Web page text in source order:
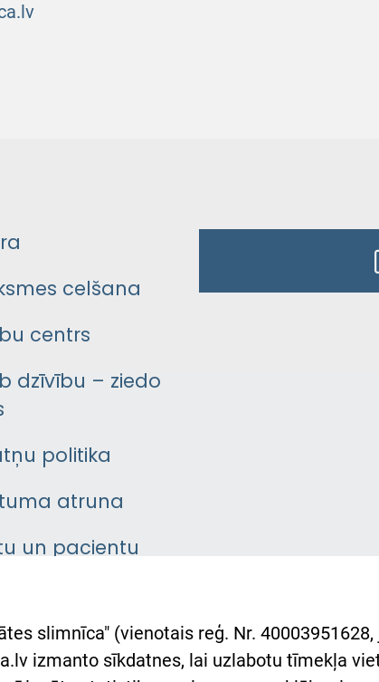
celšana
centrs
dzīvību – ziedo
politika
atruna
un pacientu
slimnīcas
Ukrainai
slimnīca" (vienotais reģ. Nr.
izmanto sīkdatnes, lai uzlabotu tīmekļa